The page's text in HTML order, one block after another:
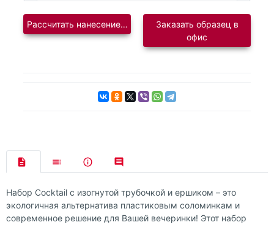
Рассчитать нанесение логотипаЗаказать образец в
офис
Набор Cocktail с изогнутой трубочкой и ершиком – это
экологичная альтернатива пластиковым соломинкам и
современное решение для Вашей вечеринки! Этот набор